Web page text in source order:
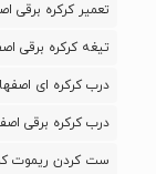
ریموت
کی
تی
تعمیر کرکره برقی
تیغه کرکره برقی
درب کرکره ای
درب کرکره برقی
ست کردن ریموت